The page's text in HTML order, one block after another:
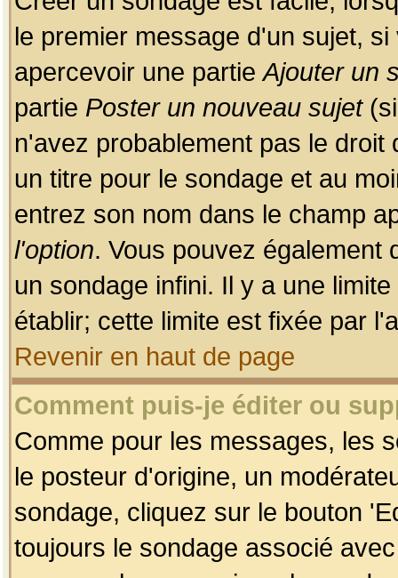
le premier message d'un sujet,
apercevoir une partieAjouter un
partie Poster un nouveau sujet(si
n'avez probablement pas le
un titre pour le sondage et au
entrez son nom dans le champ
l'option. Vous pouvez également
un sondage infini. Il y a une
établir; cette limite est fixée par
Revenir en haut de page
Comment puis-je éditer ou
Comme pour les messages, les
le posteur d'origine, un
sondage, cliquez sur le bouton
toujours le sondage associé